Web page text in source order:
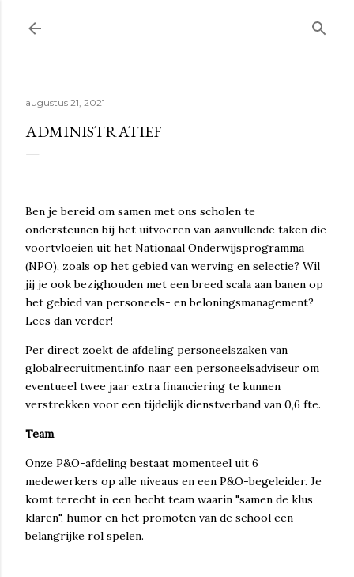
augustus 21, 2021
ADMINISTRATIEF
Ben je bereid om samen met ons scholen te
ondersteunen bij het uitvoeren van aanvullende taken die
voortvloeien uit het Nationaal Onderwijsprogramma
(NPO), zoals op het gebied van werving en selectie? Wil
jij je ook bezighouden met een breed scala aan banen op
het gebied van personeels- en beloningsmanagement?
Lees dan verder!
Per direct zoekt de afdeling personeelszaken van
globalrecruitment.info naar een personeelsadviseur om
eventueel twee jaar extra financiering te kunnen
verstrekken voor een tijdelijk dienstverband van 0,6 fte.
Team
Onze P&O-afdeling bestaat momenteel uit 6
medewerkers op alle niveaus en een P&O-begeleider. Je
komt terecht in een hecht team waarin "samen de klus
klaren", humor en het promoten van de school een
belangrijke rol spelen.